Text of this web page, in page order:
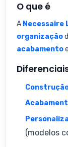
O que é
A Necessaire
organização
acabamentoe
(modelos